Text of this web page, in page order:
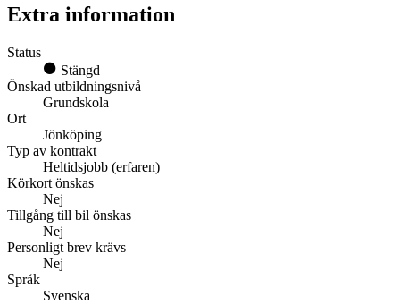
Extra information
Status
Stängd
Önskad utbildningsnivå
Grundskola
Ort
Jönköping
Typ av kontrakt
Heltidsjobb (erfaren)
Körkort önskas
Nej
Tillgång till bil önskas
Nej
Personligt brev krävs
Nej
Språk
Svenska